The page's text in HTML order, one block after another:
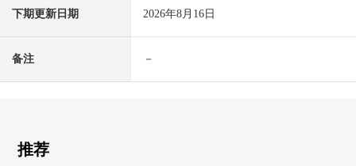
下期更新日期 2026年8月16日
备注 －
推荐